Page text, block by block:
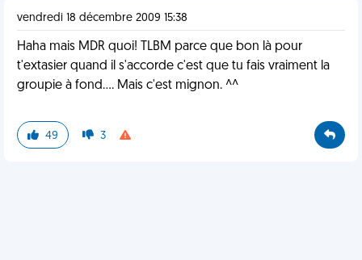
vendredi 18 décembre 2009 15:38
Haha mais MDR quoi! TLBM parce que bon là pour
t'extasier quand il s'accorde c'est que tu fais vraiment la
groupie à fond.... Mais c'est mignon. ^^
49 3